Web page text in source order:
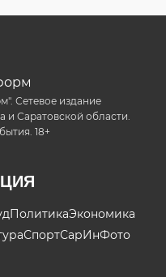
Сетевое издание
Саратовской области.
18+
ПолитикаЭкономика
СпортСарИнФото